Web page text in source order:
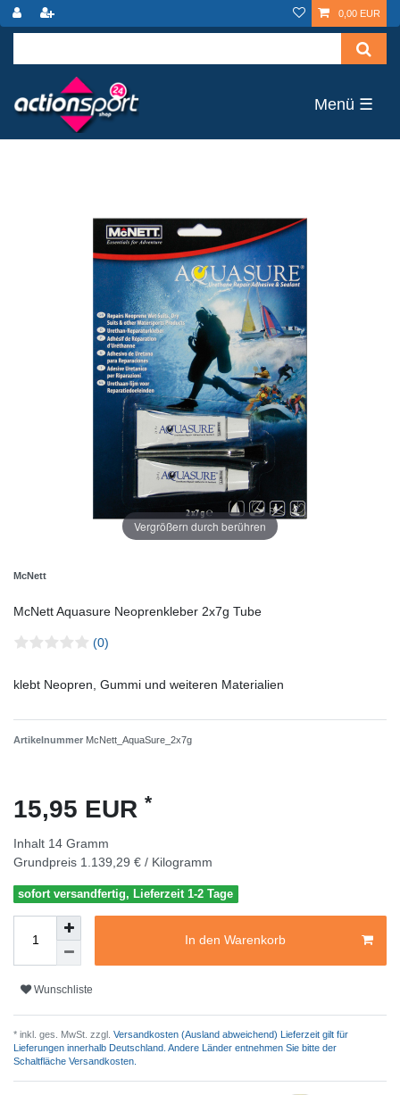
0,00 EUR
☰
Vergrößern durch berühren
McNett
McNett Aquasure Neoprenkleber 2x7g Tube
(0)
klebt Neopren, Gummi und weiteren Materialien
Artikelnummer McNett_AquaSure_2x7g
15,95 EUR *
Inhalt 14 Gramm
Grundpreis 1.139,29 € / Kilogramm
sofort versandfertig, Lieferzeit 1-2 Tage
In den Warenkorb
Wunschliste
* inkl. ges. MwSt. zzgl. Versandkosten (Ausland abweichend) Lieferzeit gilt für
Lieferungen innerhalb Deutschland. Andere Länder entnehmen Sie bitte der
Schaltfläche Versandkosten.